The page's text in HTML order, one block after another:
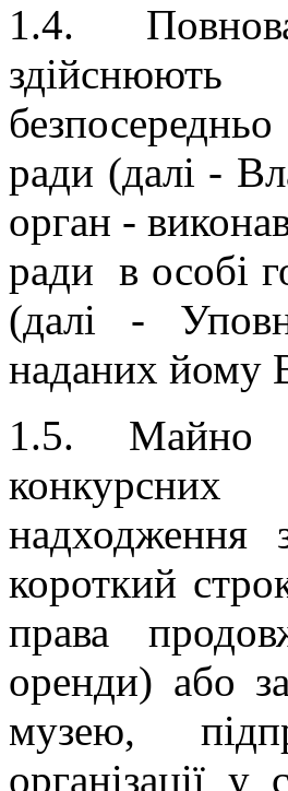
1.4.
ради (далі -
орган -
ради в особі
(далі -
наданих йому
1.5. Майно
надходження
короткий
права
оренди) або
музею,
організації